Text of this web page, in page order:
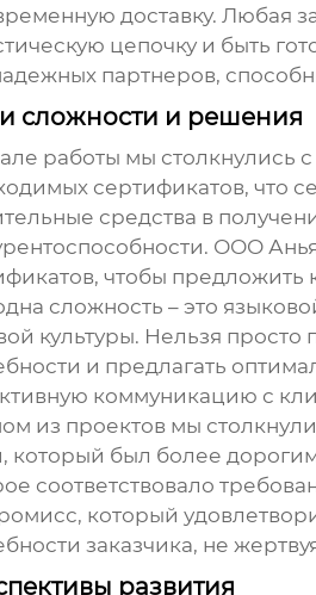
доставку. Любая
цепочку и быть
партнеров,
сложности и решения
работы мы столкнулись
сертификатов, что
средства в
ООО
чтобы
сложность – это
культуры. Нельзя
и предлагать
коммуникацию с
из проектов мы
который был более
соответствовало
который
заказчика, не
развития